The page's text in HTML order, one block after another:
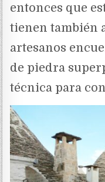
entonces que
tienen también
artesanos
de piedra
técnica para